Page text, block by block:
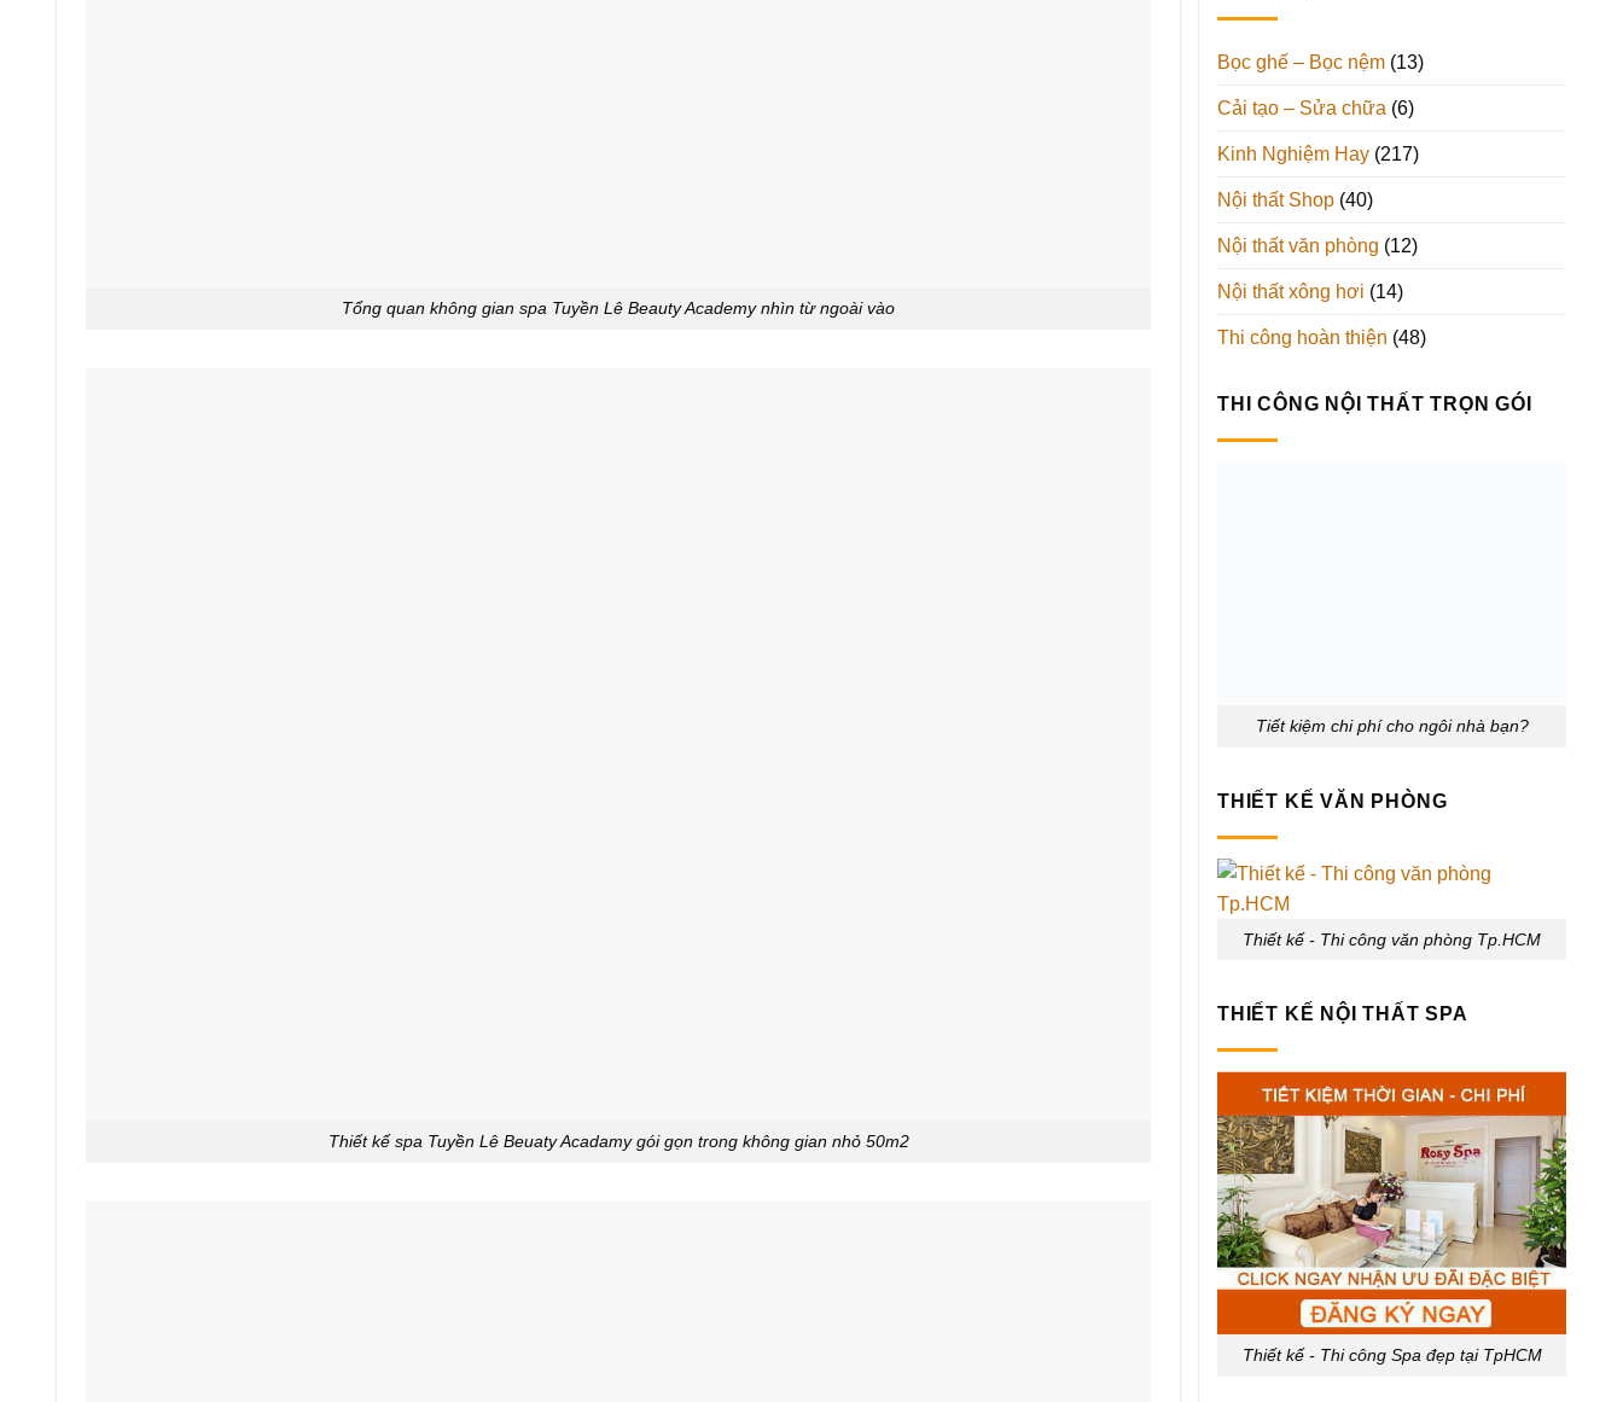
Tổng quan không gian spa Tuyền Lê Beauty Academy nhìn từ ngoài vào
Thiết kế spa Tuyền Lê Beuaty Acadamy gói gọn trong không gian nhỏ 50m2
Bọc ghế – Bọc nệm (13)
Cải tạo – Sửa chữa (6)
Kinh Nghiệm Hay (217)
Nội thất Shop (40)
Nội thất văn phòng (12)
Nội thất xông hơi (14)
Thi công hoàn thiện (48)
THI CÔNG NỘI THẤT TRỌN GÓI
Thiết kế - Thi công văn phòng Tp.HCM
THIẾT KẾ NỘI THẤT SPA
Thiết kế - Thi công Spa đẹp tại TpHCM
DANH MỤC SẢN PHẨM
Nội thất spa